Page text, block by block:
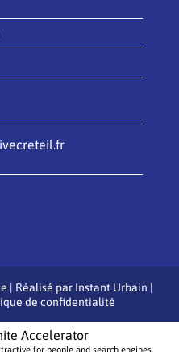
| Réalisé par Instant Urbain |
de confidentialité
Accelerator
for people and search engines.